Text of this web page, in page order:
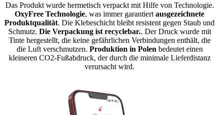
Das Produkt wurde hermetisch verpackt mit Hilfe von Technologie.
OxyFree Technologie, was immer garantiert ausgezeichnete
Produktqualität. Die Klebeschicht bleibt resistent gegen Staub und
Schmutz. Die Verpackung ist recyclebar.. Der Druck wurde mit
Tinte hergestellt, die keine gefährlichen Verbindungen enthält, die
die Luft verschmutzen. Produktion in Polen bedeutet einen
kleineren CO2-Fußabdruck, der durch die minimale Lieferdistanz
verursacht wird.